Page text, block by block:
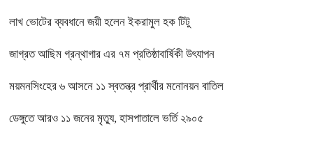
লাখ ভোটের ব্যবধানে জয়ী হলেন ইকরামুল হক টিটু
জাগ্রত আছিম গ্রন্থাগার এর ৭ম প্রতিষ্ঠাবার্ষিকী উৎযাপন
ময়মনসিংহের ৬ আসনে ১১ স্বতন্ত্র প্রার্থীর মনোনয়ন বাতিল
ডেঙ্গুতে আরও ১১ জনের মৃত্যু, হাসপাতালে ভর্তি ২৯০৫